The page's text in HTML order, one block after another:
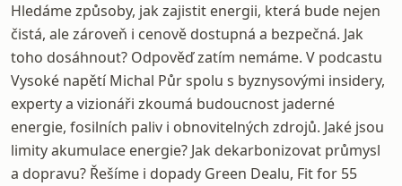
Hledáme způsoby, jak zajistit energii, která bude nejen
čistá, ale zároveň i cenově dostupná a bezpečná. Jak
toho dosáhnout? Odpověď zatím nemáme. V podcastu
Vysoké napětí Michal Půr spolu s byznysovými insidery,
experty a vizionáři zkoumá budoucnost jaderné
energie, fosilních paliv i obnovitelných zdrojů. Jaké jsou
limity akumulace energie? Jak dekarbonizovat průmysl
a dopravu? Řešíme i dopady Green Dealu, Fit for 55